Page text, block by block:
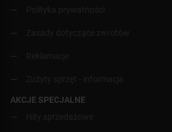
AKCJE SPECJALNE